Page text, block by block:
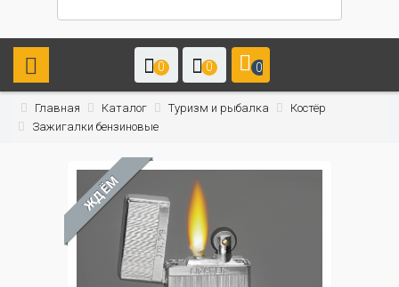
0 0 0
Главная Каталог Туризм и рыбалка
Костёр
Зажигалки бензиновые
ЖДЁМ